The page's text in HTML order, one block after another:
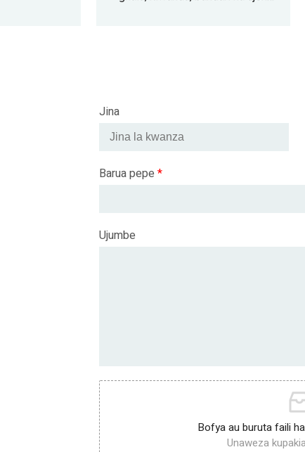
Jina
Barua pepe *
Ujumbe
Bofya au buruta faili
Unaweza